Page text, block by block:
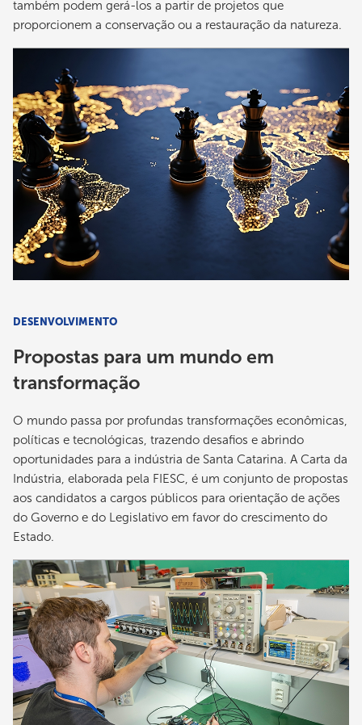
também podem gerá-los a partir de projetos que
proporcionem a conservação ou a restauração da natureza.
DESENVOLVIMENTO
Propostas para um mundo em
transformação
O mundo passa por profundas transformações econômicas,
políticas e tecnológicas, trazendo desafios e abrindo
oportunidades para a indústria de Santa Catarina. A Carta da
Indústria, elaborada pela FIESC, é um conjunto de propostas
aos candidatos a cargos públicos para orientação de ações
do Governo e do Legislativo em favor do crescimento do
Estado.